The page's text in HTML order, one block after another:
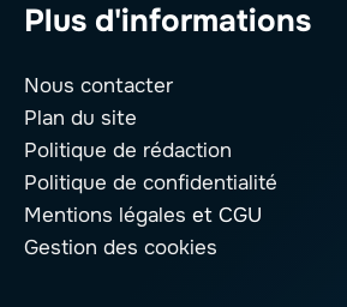
Plus d'informations
Nous contacter
Plan du site
Politique de rédaction
Politique de confidentialité
Mentions légales et CGU
Gestion des cookies